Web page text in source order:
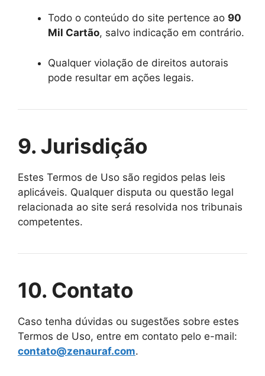
Todo o conteúdo do site pertence ao 90
Mil Cartão, salvo indicação em contrário.
Qualquer violação de direitos autorais
pode resultar em ações legais.
9. Jurisdição
Estes Termos de Uso são regidos pelas leis
aplicáveis. Qualquer disputa ou questão legal
relacionada ao site será resolvida nos tribunais
competentes.
10. Contato
Caso tenha dúvidas ou sugestões sobre estes
Termos de Uso, entre em contato pelo e-mail:
contato@zenauraf.com.